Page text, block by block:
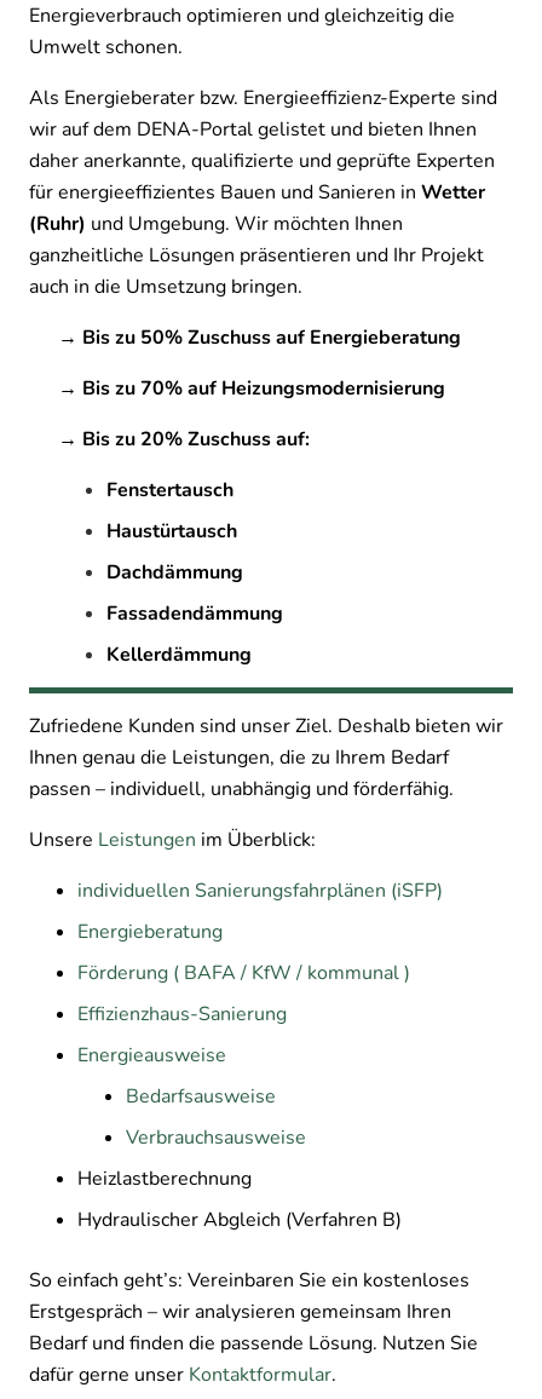
Energieverbrauch optimieren und gleichzeitig die
Umwelt schonen.
Als Energieberater bzw. Energieeffizienz-Experte sind
wir auf dem DENA-Portal gelistet und bieten Ihnen
daher anerkannte, qualifizierte und geprüfte Experten
für energieeffizientes Bauen und Sanieren in Wetter
(Ruhr) und Umgebung. Wir möchten Ihnen
ganzheitliche Lösungen präsentieren und Ihr Projekt
auch in die Umsetzung bringen.
→ Bis zu 50% Zuschuss auf Energieberatung
→ Bis zu 70% auf Heizungsmodernisierung
→ Bis zu 20% Zuschuss auf:
Fenstertausch
Haustürtausch
Dachdämmung
Fassadendämmung
Kellerdämmung
Zufriedene Kunden sind unser Ziel. Deshalb bieten wir
Ihnen genau die Leistungen, die zu Ihrem Bedarf
passen – individuell, unabhängig und förderfähig.
Unsere Leistungen im Überblick:
individuellen Sanierungsfahrplänen (iSFP)
Energieberatung
Förderung ( BAFA / KfW / kommunal )
Effizienzhaus-Sanierung
Energieausweise
Bedarfsausweise
Verbrauchsausweise
Heizlastberechnung
Hydraulischer Abgleich (Verfahren B)
So einfach geht’s: Vereinbaren Sie ein kostenloses
Erstgespräch – wir analysieren gemeinsam Ihren
Bedarf und finden die passende Lösung. Nutzen Sie
dafür gerne unser Kontaktformular.